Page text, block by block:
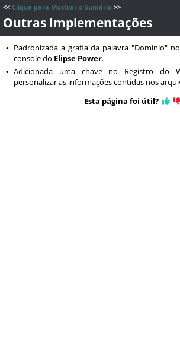
<< Clique para Mostrar o Sumário >>
Outras Implementações
•
Padronizada a grafia da palavra "Domínio"
console do Elipse Power.
• Adicionada uma chave no Registro do
personalizar as informações contidas nos
Esta página foi útil?